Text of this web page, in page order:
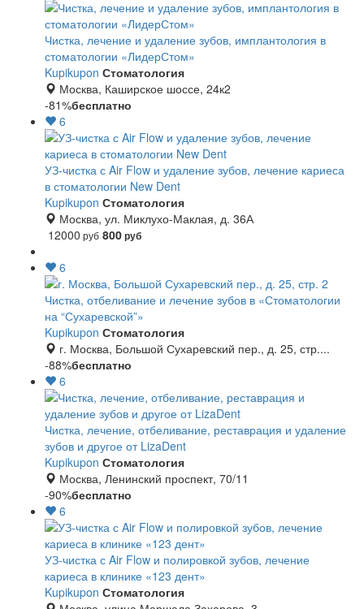
Чистка, лечение и удаление зубов, имплантология в
стоматологии «ЛидерСтом»
Kupikupon Стоматология
Москва, Каширское шоссе, 24к2
-81%бесплатно
6
УЗ-чистка с Air Flow и удаление зубов, лечение кариеса
в стоматологии New Dent
Kupikupon Стоматология
Москва, ул. Миклухо-Маклая, д. 36А
12000 руб 800руб
6
Чистка, отбеливание и лечение зубов в «Стоматологии
на “Сухаревской”»
Kupikupon Стоматология
г. Москва, Большой Сухаревский пер., д. 25, стр....
-88%бесплатно
6
Чистка, лечение, отбеливание, реставрация и удаление
зубов и другое от LizaDent
Kupikupon Стоматология
Москва, Ленинский проспект, 70/11
-90%бесплатно
6
УЗ-чистка с Air Flow и полировкой зубов, лечение
кариеса в клинике «123 дент»
Kupikupon Стоматология